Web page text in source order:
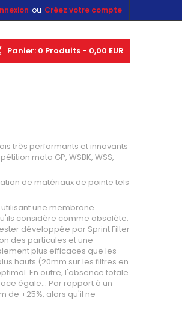
ou Créez votre compte
Panier: 0 Produits - 0,00 EUR
très performants et innovants
moto GP, WSBK, WSS,
de matériaux de pointe tels
une membrane
considère comme obsolète.
développée par Sprint Filter
des particules et une
plus efficaces que les
hauts (20mm sur les filtres en
En outre, l'absence totale
égale... Par rapport à un
de +25%, alors qu'il ne